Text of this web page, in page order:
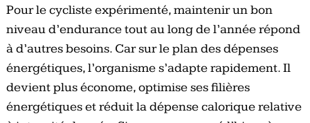
Pour le cycliste expérimenté, maintenir un bon
niveau d’endurance tout au long de l’année répond
à d’autres besoins. Car sur le plan des dépenses
énergétiques, l’organisme s’adapte rapidement. Il
devient plus économe, optimise ses filières
énergétiques et réduit la dépense calorique relative